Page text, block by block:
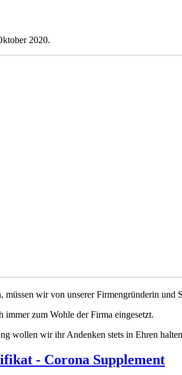
2020.
müssen wir von unserer Firmengründerin und
immer zum Wohle der Firma eingesetzt.
wollen wir ihr Andenken stets in Ehren
- Corona Supplement